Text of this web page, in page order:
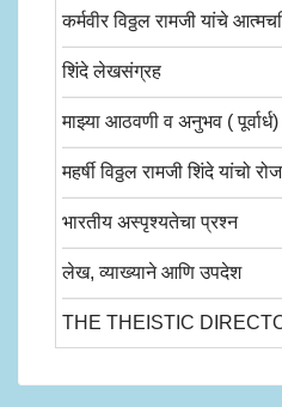
कर्मवीर विठ्ठल रामजी यांचे
शिंदे लेखसंग्रह
माझ्या आठवणी व अनुभव ( पूर्वार्ध)
महर्षी विठ्ठल रामजी शिंदे यांचो
भारतीय अस्पृश्यतेचा प्रश्न
लेख, व्याख्याने आणि उपदेश
THE THEISTIC